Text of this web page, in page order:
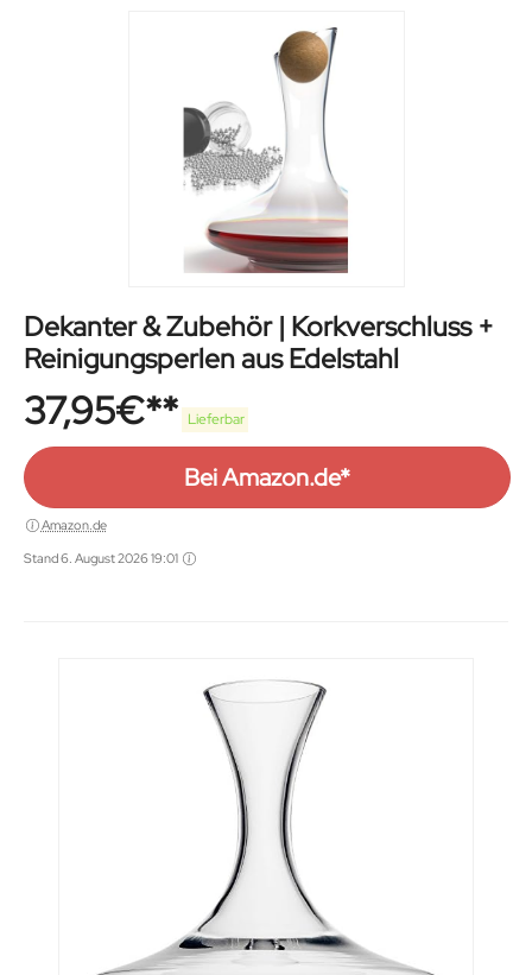
Dekanter & Zubehör | Korkverschluss +
Reinigungsperlen aus Edelstahl
37,95€ Lieferbar
Bei Amazon.de*
Amazon.de
Stand 6. August 2026 19:01